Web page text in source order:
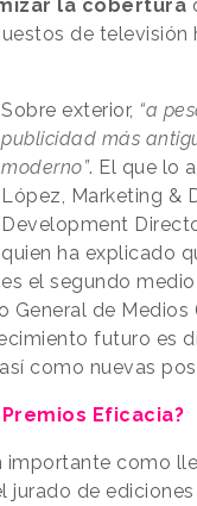
la cobertura
de
Sobre exterior, “a
publicidad más
moderno”. El que lo
López, Marketing &
Development
quien ha explicado
es el segundo
de Medios
futuro es
como nuevas
Eficacia?
importante como
jurado de